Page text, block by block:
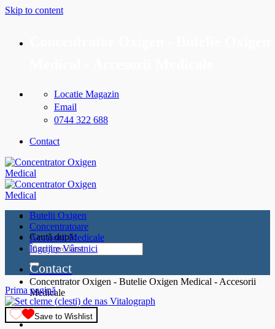
Skip to content
Locatie Magazin
Email
0744 322 688
Contact
Caută după:
Concentrator Oxigen - Butelie Oxigen Medical - Accesorii
Medicale
Butelii Oxigen
Concentratoare
Accesorii Medicale
Îngrijire Vârstnici
Contact
Prima pagină
Save to Wishlist